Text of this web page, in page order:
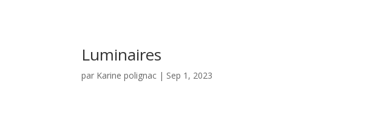
Luminaires
par Karine polignac | Sep 1, 2023